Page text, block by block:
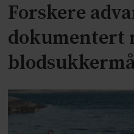
Forskere
dokumentert